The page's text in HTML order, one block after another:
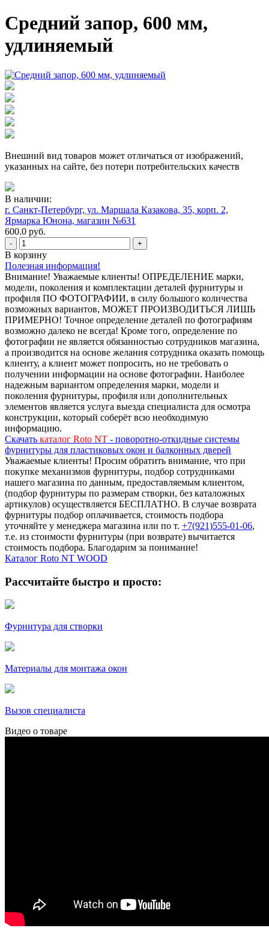
Средний запор, 600 мм,
удлиняемый
Внешний вид товаров может отличаться от изображений,
указанных на сайте, без потери потребительских качеств
В наличии:
г. Санкт-Петербург, ул. Маршала Казакова, 35, корп. 2,
Ярмарка Юнона, магазин №631
600.0 руб.
- +
В корзину
Полезная информация!
Внимание! Уважаемые клиенты! ОПРЕДЕЛЕНИЕ марки,
модели, поколения и комплектации деталей фурнитуры и
профиля ПО ФОТОГРАФИИ, в силу большого количества
возможных вариантов, МОЖЕТ ПРОИЗВОДИТЬСЯ ЛИШЬ
ПРИМЕРНО! Точное определение деталей по фотографиям
возможно далеко не всегда! Кроме того, определение по
фотографии не является обязанностью сотрудников магазина,
а производится на основе желания сотрудника оказать помощь
клиенту, а клиент может попросить, но не требовать о
получении информации на основе фотографии. Наиболее
надежным вариантом определения марки, модели и
поколения фурнитуры, профиля или дополнительных
элементов является услуга выезда специалиста для осмотра
конструкции, который соберёт всю необходимую
информацию.
Скачать каталог Roto NT - поворотно-откидные системы
фурнитуры для пластиковых окон и балконных дверей
Уважаемые клиенты! Просим обратить внимание, что при
покупке механизмов фурнитуры, подбор сотрудниками
нашего магазина по данным, предоставляемым клиентом,
(подбор фурнитуры по размерам створки, без каталожных
артикулов) осуществляется БЕСПЛАТНО. В случае возврата
фурнитуры подбор оплачивается, стоимость подбора
уточняйте у менеджера магазина или по т. +7(921)555-01-06,
т.е. из стоимости фурнитуры (при возврате) вычитается
стоимость подбора. Благодарим за понимание!
Каталог Roto NT WOOD
Рассчитайте быстро и просто:
Фурнитура для створки
Материалы для монтажа окон
Вызов специалиста
Видео о товаре